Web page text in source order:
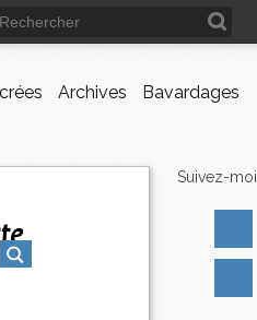
Archives Bavardages
Suivez-moi